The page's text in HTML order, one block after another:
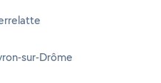
sur-Drôme